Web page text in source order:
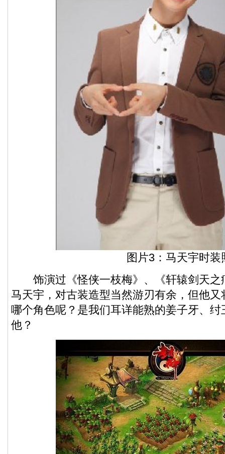
图片3：马天宇时装
饰演过《怪侠一枝梅》、《轩辕剑天之
马天宇，对古装造型当然游刃有余，但他
哪个角色呢？是我们耳详能熟的姜子牙、
他？